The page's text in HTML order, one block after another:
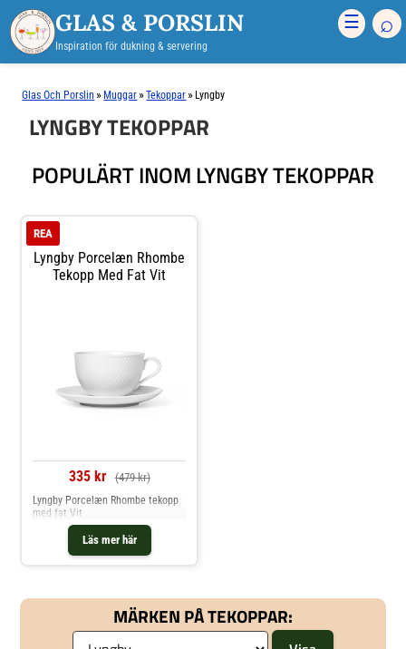
GLAS & PORSLIN
Inspiration för dukning & servering
☰ ⌕
Glas Och Porslin » Muggar »Tekoppar » Lyngby
LYNGBY TEKOPPAR
POPULÄRT INOM LYNGBY TEKOPPAR
Lyngby Porcelæn Rhombe
Tekopp Med Fat Vit
REA
335 kr (479 kr)
Läs mer här
Lyngby Porcelæn Rhombe tekopp
med fat Vit
MÄRKEN PÅ TEKOPPAR: